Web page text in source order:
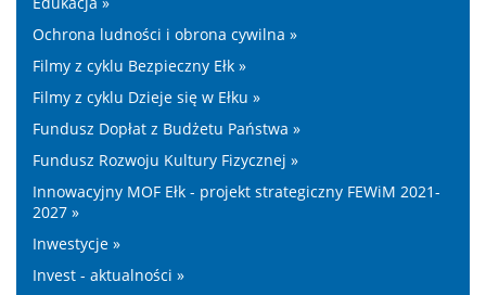
Ochrona ludności i obrona cywilna »
Filmy z cyklu Bezpieczny Ełk »
Filmy z cyklu Dzieje się w Ełku »
Fundusz Dopłat z Budżetu Państwa »
Fundusz Rozwoju Kultury Fizycznej »
Innowacyjny MOF Ełk - projekt strategiczny FEWiM 2021-
2027 »
Inwestycje »
Invest - aktualności »